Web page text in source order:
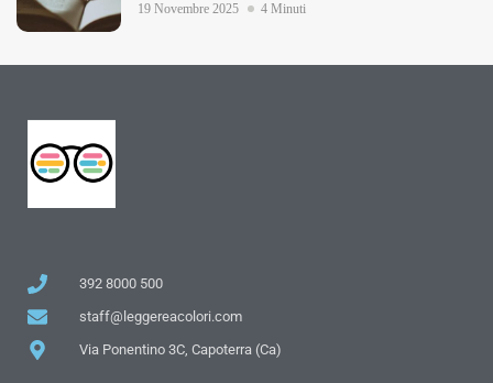
19 Novembre 2025 4 Minuti
392 8000 500
staff@leggereacolori.com
Via Ponentino 3C, Capoterra (Ca)